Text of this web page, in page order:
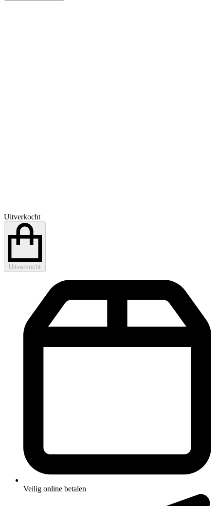
Uitverkocht
Uitverkocht
Veilig online betalen